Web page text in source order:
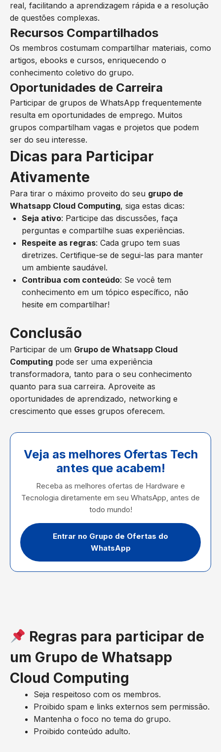
real, facilitando a aprendizagem rápida e a resolução
de questões complexas.
Recursos Compartilhados
Os membros costumam compartilhar materiais, como
artigos, ebooks e cursos, enriquecendo o
conhecimento coletivo do grupo.
Oportunidades de Carreira
Participar de grupos de WhatsApp frequentemente
resulta em oportunidades de emprego. Muitos
grupos compartilham vagas e projetos que podem
ser do seu interesse.
Dicas para Participar
Ativamente
Para tirar o máximo proveito do seu grupo de
Whatsapp Cloud Computing, siga estas dicas:
Seja ativo: Participe das discussões, faça
perguntas e compartilhe suas experiências.
Respeite as regras: Cada grupo tem suas
diretrizes. Certifique-se de segui-las para manter
um ambiente saudável.
Contribua com conteúdo: Se você tem
conhecimento em um tópico específico, não
hesite em compartilhar!
Conclusão
Participar de um Grupo de Whatsapp Cloud
Computing pode ser uma experiência
transformadora, tanto para o seu conhecimento
quanto para sua carreira. Aproveite as
oportunidades de aprendizado, networking e
crescimento que esses grupos oferecem.
Veja as melhores Ofertas Tech
antes que acabem!
Receba as melhores ofertas de Hardware e
Tecnologia diretamente em seu WhatsApp, antes de
todo mundo!
Entrar no Grupo de Ofertas do
WhatsApp
Regras para participar de
um Grupo de Whatsapp
Cloud Computing
Seja respeitoso com os membros.
Proibido spam e links externos sem permissão.
Mantenha o foco no tema do grupo.
Proibido conteúdo adulto.